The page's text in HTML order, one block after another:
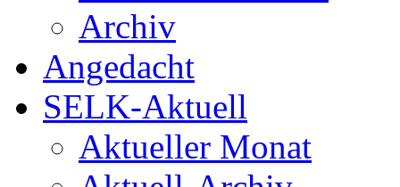
Archiv
Angedacht
SELK-Aktuell
Aktueller Monat